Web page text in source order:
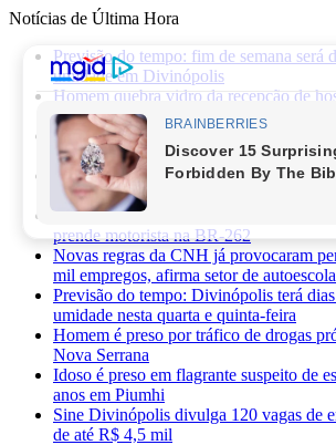
Notícias de Última Hora
Previsão do tempo: fim de semana será
umidade em Divinópolis
Homem quebra vidro da recepção de
de atendimento em Itaúna
Ciclone-bomba provoca alerta de
veja os impactos previstos para
Homem morre após sofrer choque
metros durante manutenção em academia
PRF apreende 75 mil maços de cigarros
prende motorista na BR-262
Novas regras da CNH já provocaram
mil empregos, afirma setor de
Previsão do tempo: Divinópolis terá
umidade nesta quarta e quinta-feira
Homem é preso por tráfico de drogas
Nova Serrana
Idoso é preso em flagrante suspeito de
anos em Piumhi
Sine Divinópolis divulga 120 vagas de
de até R$ 4,5 mil